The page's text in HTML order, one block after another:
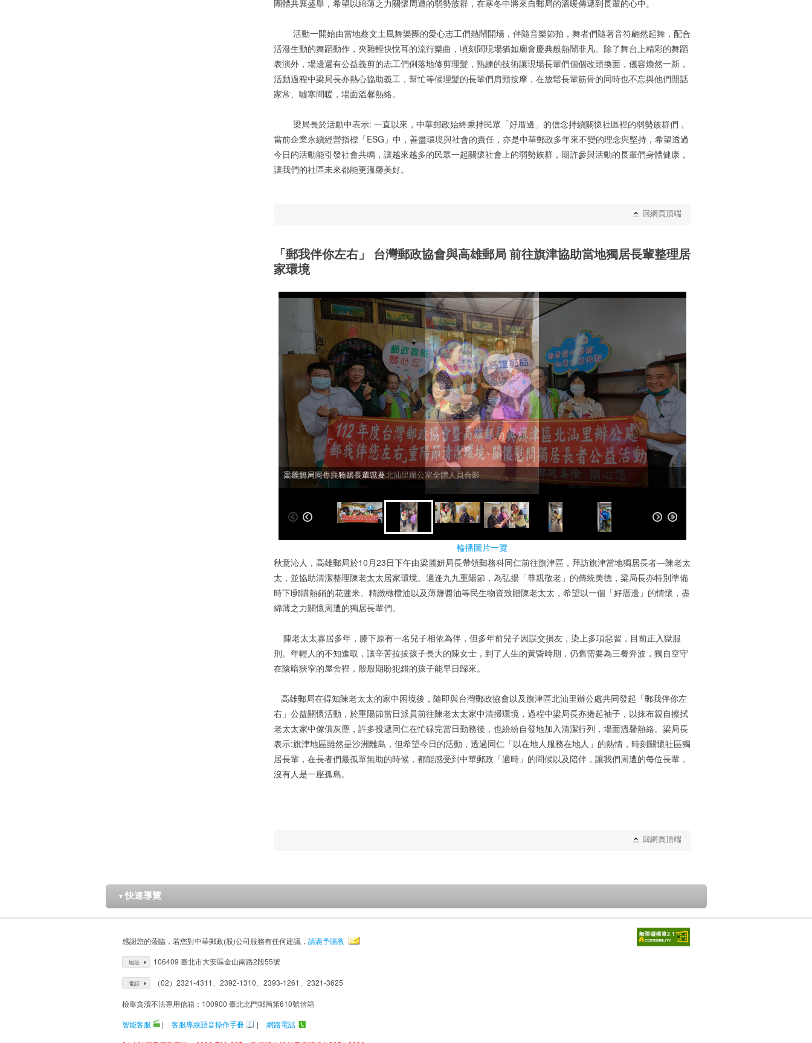
團體共襄盛舉，希望以綿薄之力關懷周遭的弱勢族群，在寒冬中將來自郵局的溫暖傳遞到長輩的心中。
活動一開始由當地蔡文土風舞樂團的愛心志工們熱鬧開場，伴隨音樂節拍，舞者們隨著音符翩然起舞，配合
活潑生動的舞蹈動作，夾雜輕快悅耳的流行樂曲，頃刻間現場猶如廟會慶典般熱鬧非凡。除了舞台上精彩的舞蹈
表演外，場邊還有公益義剪的志工們俐落地修剪理髮，熟練的技術讓現場長輩們個個改頭換面，儀容煥然一新，
活動過程中梁局長亦熱心協助義工，幫忙等候理髮的長輩們肩頸按摩，在放鬆長輩筋骨的同時也不忘與他們閒話
家常、噓寒問暖，場面溫馨熱絡。
梁局長於活動中表示: 一直以來，中華郵政始終秉持民眾「好厝邊」的信念持續關懷社區裡的弱勢族群們，
當前企業永續經營指標「ESG」中，善盡環境與社會的責任，亦是中華郵政多年來不變的理念與堅持，希望透過
今日的活動能引發社會共鳴，讓越來越多的民眾一起關懷社會上的弱勢族群，期許參與活動的長輩們身體健康，
讓我們的社區未來都能更溫馨美好。
回網頁頂端
「郵我伴你左右」 台灣郵政協會與高雄郵局 前往旗津協助當地獨居長輩整理居
家環境
高雄郵局同仁與獨居長輩以及北汕里辦公室全體人員合影
梁麗妍局長專注聆聽長輩需要
輪播圖片一覽
秋意沁人，高雄郵局於10月23日下午由梁麗妍局長帶領郵務科同仁前往旗津區，拜訪旗津當地獨居長者—陳老太
太，並協助清潔整理陳老太太居家環境。適逢九九重陽節，為弘揚「尊親敬老」的傳統美德，梁局長亦特別準備
時下i郵購熱銷的花蓮米、精緻橄欖油以及薄鹽醬油等民生物資致贈陳老太太，希望以一個「好厝邊」的情懷，盡
綿薄之力關懷周遭的獨居長輩們。
陳老太太寡居多年，膝下原有一名兒子相依為伴，但多年前兒子因誤交損友，染上多項惡習，目前正入獄服
刑。年輕人的不知進取，讓辛苦拉拔孩子長大的陳女士，到了人生的黃昏時期，仍舊需要為三餐奔波，獨自空守
在陰暗狹窄的屋舍裡，殷殷期盼犯錯的孩子能早日歸來。
高雄郵局在得知陳老太太的家中困境後，隨即與台灣郵政協會以及旗津區北汕里辦公處共同發起「郵我伴你左
右」公益關懷活動，於重陽節當日派員前往陳老太太家中清掃環境，過程中梁局長亦捲起袖子，以抹布親自擦拭
老太太家中傢俱灰塵，許多投遞同仁在忙碌完當日勤務後，也紛紛自發地加入清潔行列，場面溫馨熱絡。梁局長
表示:旗津地區雖然是沙洲離島，但希望今日的活動，透過同仁「以在地人服務在地人」的熱情，時刻關懷社區獨
居長輩，在長者們最孤單無助的時候，都能感受到中華郵政「適時」的問候以及陪伴，讓我們周遭的每位長輩，
沒有人是一座孤島。
回網頁頂端
▼ 快速導覽
感謝您的蒞臨，若您對中華郵政(股)公司服務有任何建議， 請惠予賜教
地址 106409 臺北市大安區金山南路2段55號
電話 （02）2321-4311、2392-1310、2393-1261、2321-3625
檢舉貪瀆不法專用信箱：100900 臺北北門郵局第610號信箱
智能客服
| 客服專線語音操作手冊 |
網路電話